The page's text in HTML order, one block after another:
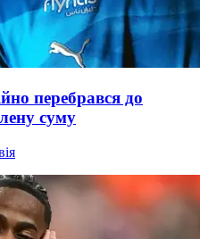
перебрався до
суму